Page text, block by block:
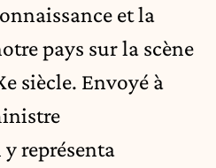
et la
pays sur la scène
siècle. Envoyé à
représenta